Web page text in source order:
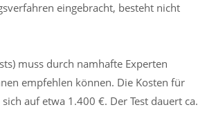
eingebracht, besteht nicht
muss durch namhafte Experten
empfehlen können. Die Kosten für
auf etwa 1.400 €. Der Test dauert ca.